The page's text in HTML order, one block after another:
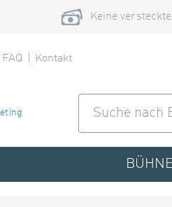
Keine
FAQ Kontakt
BÜHNE